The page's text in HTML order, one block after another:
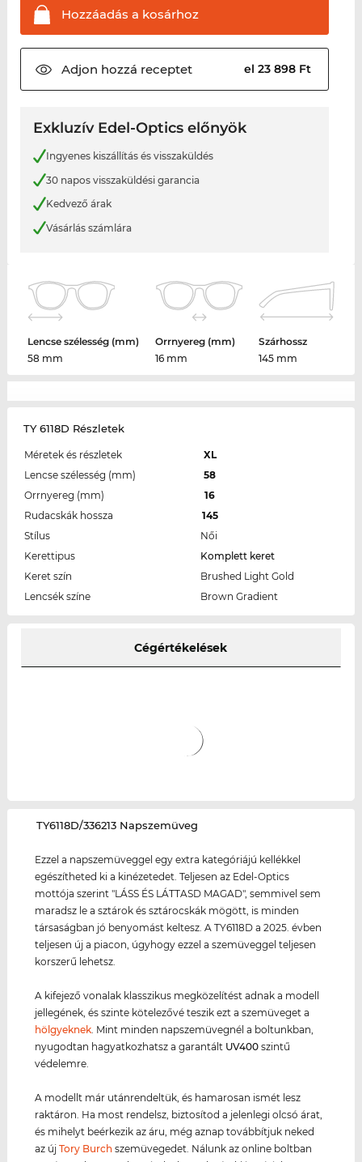
Hozzáadás a kosárhoz
Adjon hozzá receptet el 23 898 Ft
Exkluzív Edel-Optics előnyök
Ingyenes kiszállítás és visszaküldés
30 napos visszaküldési garancia
Kedvező árak
Vásárlás számlára
Lencse szélesség (mm)
58 mm
Orrnyereg (mm)
16 mm
Szárhossz
145 mm
TY 6118D Részletek
Méretek és részletek
XL
Lencse szélesség (mm)
58
Orrnyereg (mm)
16
Rudacskák hossza
145
Stílus
Női
Kerettipus
Komplett keret
Keret szín
Brushed Light Gold
Lencsék színe
Brown Gradient
Cégértékelések
‌TY6118D/336213 Napszemüveg
Ezzel a napszemüveggel egy extra kategóriájú kellékkel
egészítheted ki a kinézetedet. Teljesen az Edel-Optics
mottója szerint "LÁSS ÉS LÁTTASD MAGAD", semmivel sem
maradsz le a sztárok és sztárocskák mögött, is minden
társaságban jó benyomást keltesz. A TY6118D a 2025. évben
teljesen új a piacon, úgyhogy ezzel a szemüveggel teljesen
korszerű lehetsz.
A kifejező vonalak klasszikus megközelítést adnak a modell
jellegének, és szinte kötelezővé teszik ezt a szemüveget a
hölgyeknek. Mint minden napszemüvegnél a boltunkban,
nyugodtan hagyatkozhatsz a garantált UV400 szintű
védelemre.
A modellt már utánrendeltük, és hamarosan ismét lesz
raktáron. Ha most rendelsz, biztosítod a jelenlegi olcsó árat,
és mihelyt beérkezik az áru, még aznap továbbítjuk neked
az újTory Burch szemüvegedet. Nálunk az online boltban